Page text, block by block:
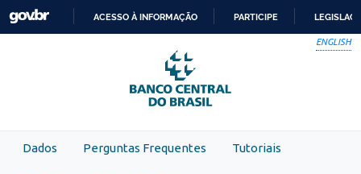
Skip to main content
PARA
O
CONTEÚDO
ACESSO À INFORMAÇÃO PARTICIPE
ENGLISH
Dados Perguntas Frequentes Tutoriais